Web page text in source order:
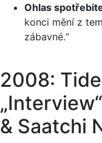
Ohlas
konci mění z
zábavné.“
2008:
& Saatchi